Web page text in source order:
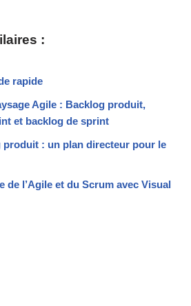
:
rapide
Agile : Backlog produit,
et backlog de sprint
produit : un plan directeur pour le
de l’Agile et du Scrum avec Visual